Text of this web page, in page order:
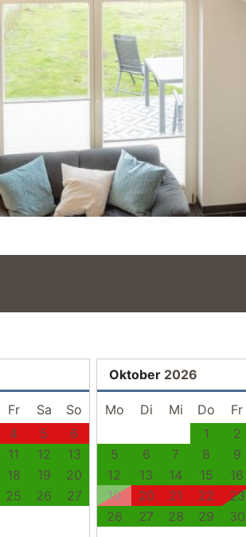
Fr Sa
So
4 5
6
11 12
13
18 19
20
25 26
27
Oktober 2026
Mo Di Mi Do Fr
1
2
5
6 7 8 9
12
13 14 15 16
19
20 21 22 23
26
27 28 29 30